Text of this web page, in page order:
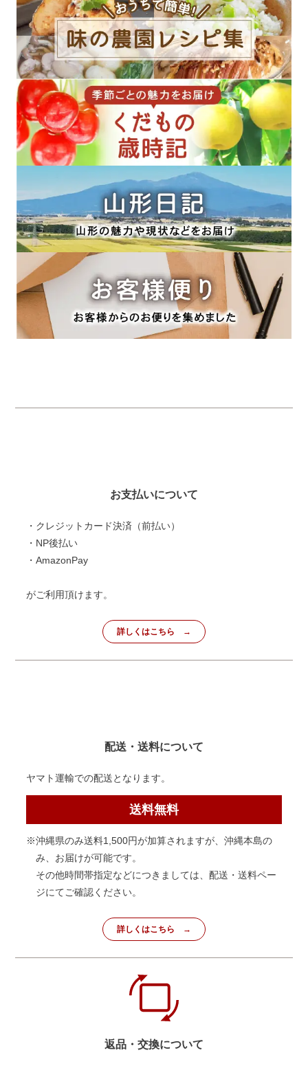
お支払いについて
・クレジットカード決済（前払い）
・NP後払い
・AmazonPay
がご利用頂けます。
詳しくはこちら
配送・送料について
ヤマト運輸での配送となります。
送料無料
※沖縄県のみ送料1,500円が加算されますが、沖縄本島の
み、お届けが可能です。
その他時間帯指定などにつきましては、配送・送料ペー
ジにてご確認ください。
詳しくはこちら
返品・交換について